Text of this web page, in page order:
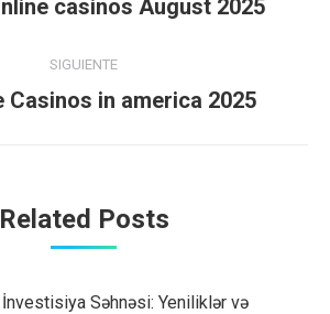
casinos August 2025
SIGUIENTE
Publicación
Casinos in america 2025
Related Posts
İnvestisiya Səhnəsi: Yeniliklər və